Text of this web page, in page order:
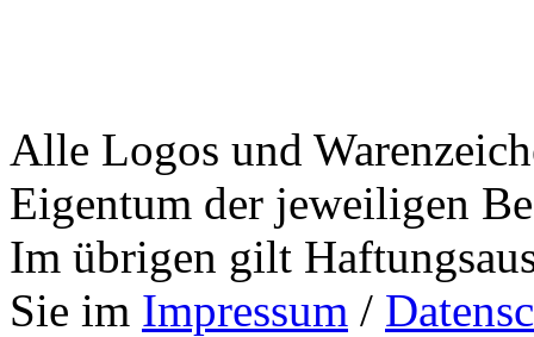
Alle Logos und
Eigentum der jeweiligen
Im übrigen gilt
Sie im Impressum /